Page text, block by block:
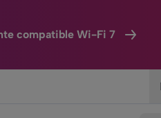
compatible Wi-Fi 7